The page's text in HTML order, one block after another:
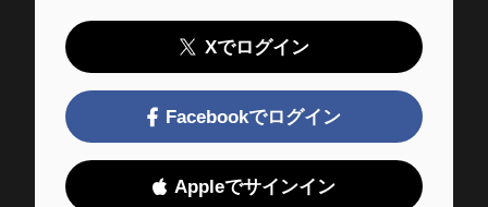
Xでログイン
Facebookでログイン
Appleでサインイン